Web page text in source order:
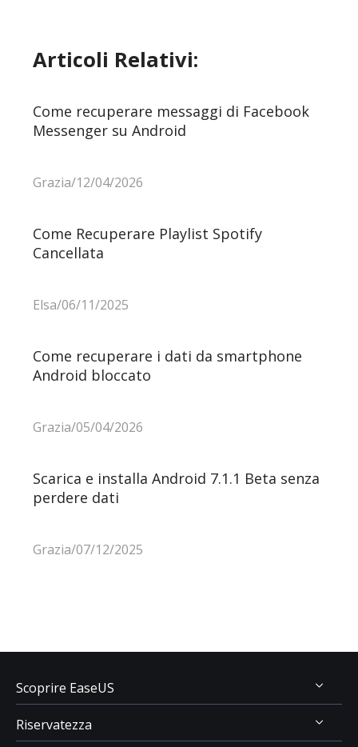
Articoli Relativi:
Come recuperare messaggi di Facebook
Messenger su Android
Grazia/12/04/2026
Come Recuperare Playlist Spotify
Cancellata
Elsa/06/11/2025
Come recuperare i dati da smartphone
Android bloccato
Grazia/05/04/2026
Scarica e installa Android 7.1.1 Beta senza
perdere dati
Grazia/07/12/2025
Scoprire EaseUS
Chi Siamo
Riservatezza